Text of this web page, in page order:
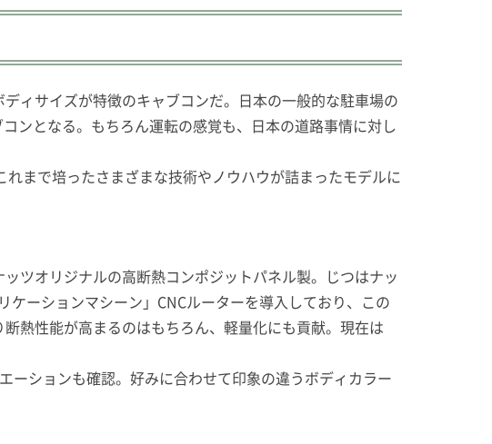
ィサイズが特徴のキャブコンだ。日本の一般的な駐車場の
ンとなる。もちろん運転の感覚も、日本の道路事情に対し
まで培ったさまざまな技術やノウハウが詰まったモデルに
ツオリジナルの高断熱コンポジットパネル製。じつはナッ
ーションマシーン」CNCルーターを導入しており、この
熱性能が高まるのはもちろん、軽量化にも貢献。現在は
ーションも確認。好みに合わせて印象の違うボディカラー